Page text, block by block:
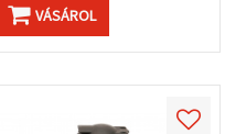
VÁSÁROL